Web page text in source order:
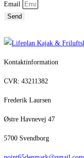
Email
Send
Kontaktinformation
CVR: 43211382
Frederik Laursen
Østre Havnevej 47
5700 Svendborg